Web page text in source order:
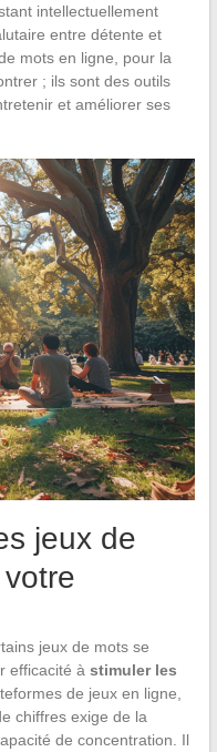
intellectuellement
entre détente et
mots en ligne, pour la
; ils sont des outils
et améliorer ses
jeux de
jeux de mots se
efficacité à stimuler les
de jeux en ligne,
chiffres exige de la
de concentration. Il